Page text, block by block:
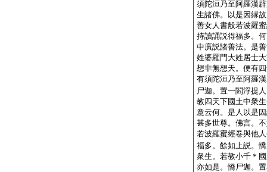
須陀洹乃至阿羅漢
生諸佛。以是因縁
善女人書般若波羅
持讀誦説得福多。
中廣説諸善法。是
姓婆羅門大姓居士
想非無想天。便有
有須陀洹乃至阿羅
尸迦。置一閻浮提
教四天下國土中衆
意云何。是人以是
甚多世尊。佛言。
若波羅蜜經卷與他
福多。餘如上説。
衆生。若教小千＊
亦如是。憍尸迦。